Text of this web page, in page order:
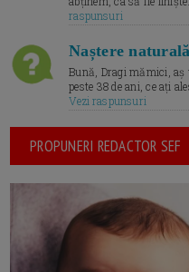
raspunsuri
Naștere
Bună, Dragi mămici, aș
peste 38 de ani, ce ați
Vezi raspunsuri
PROPUNERI REDACTOR SEF